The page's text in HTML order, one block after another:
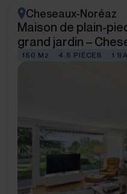
Cheseaux-Noréaz
Maison de plain-
grand jardin –
150 M 2 4.5 PIÈCES 1